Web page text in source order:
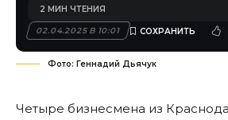
02.04.2025 В 10:01
2 МИН ЧТЕНИЯ
Фото: Геннадий Дьячук
Четыре бизнесмена из